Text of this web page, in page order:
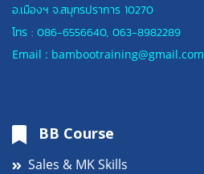
อ.เมืองฯ จ.สมุทรปราการ 10270
โทร : 086-6556640, 063-8982289
Email : bambootraining@gmail.com
BB Course
Sales & MK Skills